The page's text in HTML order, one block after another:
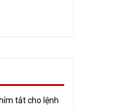
tắt cho lệnh